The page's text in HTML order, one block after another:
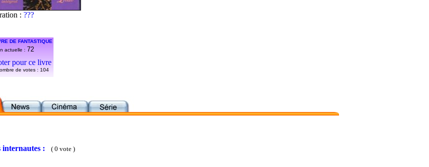
: ???
DE FANTASTIQUE
actuelle : 72
pour ce livre
de votes : 104
internautes : ( 0 vote )